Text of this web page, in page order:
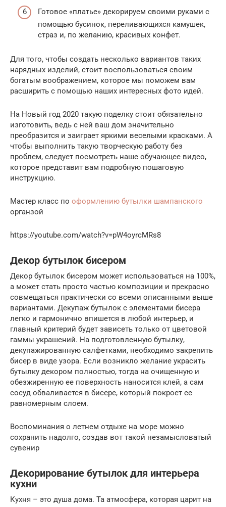
Готовое «платье» декорируем своими руками с
помощью бусинок, переливающихся камушек,
страз и, по желанию, красивых конфет.
Для того, чтобы создать несколько вариантов таких
нарядных изделий, стоит воспользоваться своим
богатым воображением, которое мы поможем вам
расширить с помощью наших интересных фото идей.
На Новый год 2020 такую поделку стоит обязательно
изготовить, ведь с ней ваш дом значительно
преобразится и заиграет яркими веселыми красками. А
чтобы выполнить такую творческую работу без
проблем, следует посмотреть наше обучающее видео,
которое представит вам подробную пошаговую
инструкцию.
Мастер класс по оформлению бутылки шампанского
органзой
https://youtube.com/watch?v=pW4oyrcMRs8
Декор бутылок бисером
Декор бутылок бисером может использоваться на 100%,
а может стать просто частью композиции и прекрасно
совмещаться практически со всеми описанными выше
вариантами. Декупаж бутылок с элементами бисера
легко и гармонично впишется в любой интерьер, и
главный критерий будет зависеть только от цветовой
гаммы украшений. На подготовленную бутылку,
декупажированную салфетками, необходимо закрепить
бисер в виде узора. Если возникло желание украсить
бутылку декором полностью, тогда на очищенную и
обезжиренную ее поверхность наносится клей, а сам
сосуд обваливается в бисере, который покроет ее
равномерным слоем.
Воспоминания о летнем отдыхе на море можно
сохранить надолго, создав вот такой незамысловатый
сувенир
Декорирование бутылок для интерьера
кухни
Кухня – это душа дома. Та атмосфера, которая царит на